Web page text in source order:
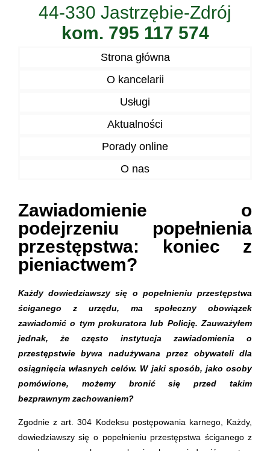
44-330 Jastrzębie-Zdrój
kom. 795 117 574
Strona główna
O kancelarii
Usługi
Aktualności
Porady online
O nas
Zawiadomienie o
podejrzeniu popełnienia
przestępstwa: koniec z
pieniactwem?
Każdy dowiedziawszy się o popełnieniu przestępstwa
ściganego z urzędu, ma społeczny obowiązek
zawiadomić o tym prokuratora lub Policję. Zauważyłem
jednak, że często instytucja zawiadomienia o
przestępstwie bywa nadużywana przez obywateli dla
osiągnięcia własnych celów. W jaki sposób, jako osoby
pomówione, możemy bronić się przed takim
bezprawnym zachowaniem?
Zgodnie z art. 304 Kodeksu postępowania karnego, Każdy,
dowiedziawszy się o popełnieniu przestępstwa ściganego z